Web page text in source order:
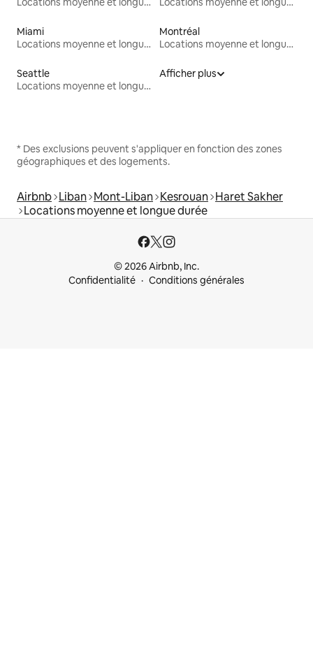
Miami
Locations moyenne et longue durée
Montréal
Locations moyenne et longue durée
Seattle
Locations moyenne et longue durée
Afficher plus
* Des exclusions peuvent s'appliquer en fonction des zones
géographiques et des logements.
Airbnb Liban Mont-Liban Kesrouan Haret Sakher
Locations moyenne et longue durée
© 2026 Airbnb, Inc.
Confidentialité
Conditions générales